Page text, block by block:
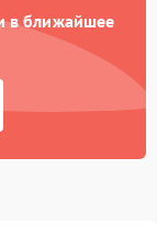
в ближайшее